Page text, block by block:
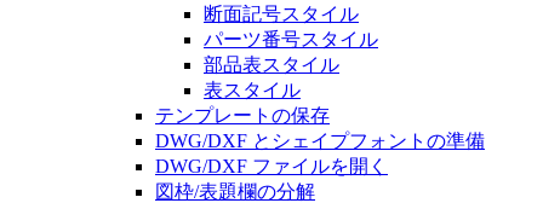
断面記号スタイル
パーツ番号スタイル
部品表スタイル
表スタイル
テンプレートの保存
DWG/DXF とシェイプフォントの準備
DWG/DXF ファイルを開く
図枠/表題欄の分解